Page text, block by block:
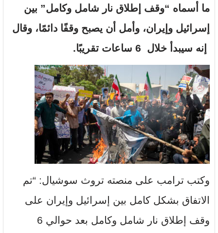
ما أسماه “وقف إطلاق نار شامل وكامل” بين
إسرائيل وإيران، وأمل أن يصبح وقفًا دائمًا، وقال
إنه سيبدأ خلال 6 ساعات تقريبًا.
وكتب ترامب على منصته تروث سوشيال: “تم
الاتفاق بشكل كامل بين إسرائيل وإيران على
وقف إطلاق نار شامل وكامل بعد حوالي 6